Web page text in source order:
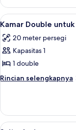
Kamar
Double
Lihat
semua
foto
untuk
Kamar
Double
Orang
9
Kamar Double untuk
20 meter persegi
Kapasitas 1
1 double
Rincian selengkapnya
Rincian
Kamar
Double
Lihat